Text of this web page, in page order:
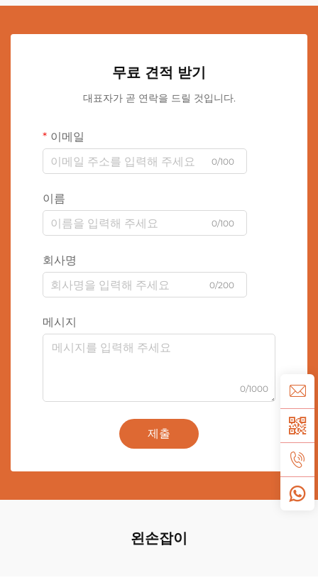
무료 견적 받기
대표자가 곧 연락을 드릴 것입니다.
이메일
0/100
이름
0/100
회사명
0/200
메시지
0/1000
제출
왼손잡이